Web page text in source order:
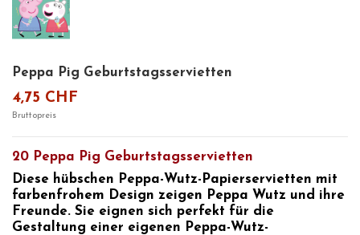
Peppa Pig Geburtstagsservietten
4,75 CHF
Bruttopreis
20 Peppa Pig Geburtstagsservietten
Diese hübschen Peppa-Wutz-Papierservietten mit
farbenfrohem Design zeigen Peppa Wutz und ihre
Freunde. Sie eignen sich perfekt für die
Gestaltung einer eigenen Peppa-Wutz-